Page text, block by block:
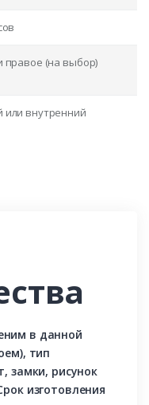
правое (на выбор)
или внутренний
в данной
тип
замки, рисунок
изготовления